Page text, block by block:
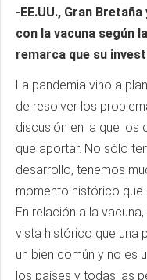
-EE.UU., Gran
con la vacuna según
remarca que su
La pandemia vino a
de resolver los
discusión en la que
que aportar. No sólo
desarrollo, tenemos
momento histórico que
En relación a la
vista histórico que una
un bien común y no es
los países y todas las